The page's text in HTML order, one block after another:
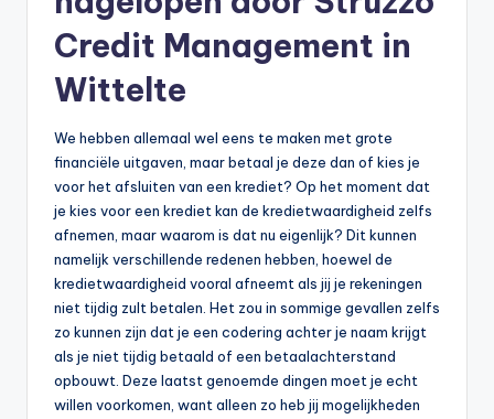
Credit Management in
Wittelte
We hebben allemaal wel eens te maken met grote
financiële uitgaven, maar betaal je deze dan of kies je
voor het afsluiten van een krediet? Op het moment dat
je kies voor een krediet kan de kredietwaardigheid zelfs
afnemen, maar waarom is dat nu eigenlijk? Dit kunnen
namelijk verschillende redenen hebben, hoewel de
kredietwaardigheid vooral afneemt als jij je rekeningen
niet tijdig zult betalen. Het zou in sommige gevallen zelfs
zo kunnen zijn dat je een codering achter je naam krijgt
als je niet tijdig betaald of een betaalachterstand
opbouwt. Deze laatst genoemde dingen moet je echt
willen voorkomen, want alleen zo heb jij mogelijkheden